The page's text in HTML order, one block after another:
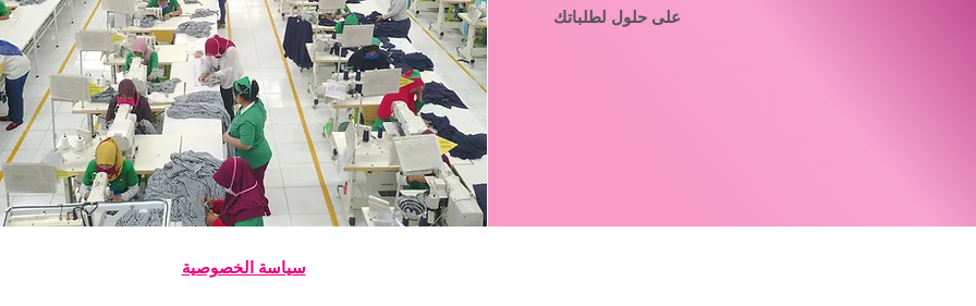
على حلول لطلباتك
سياسة الخصوصية